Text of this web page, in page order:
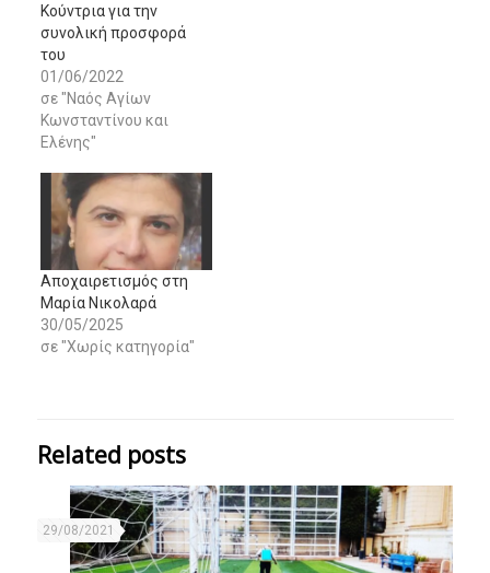
Κούντρια για την
συνολική προσφορά
του
01/06/2022
σε "Ναός Αγίων
Κωνσταντίνου και
Ελένης"
Αποχαιρετισμός στη
Μαρία Νικολαρά
30/05/2025
σε "Χωρίς κατηγορία"
Related posts
29/08/2021